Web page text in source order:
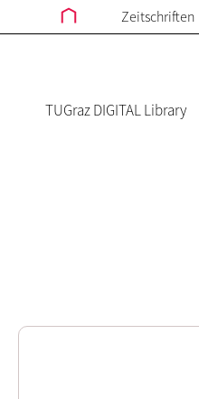
Zeitschriften
TUGraz DIGITAL Library